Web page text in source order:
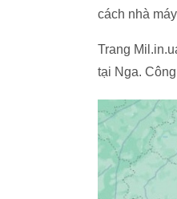
cách nhà
Trang
tại Nga.